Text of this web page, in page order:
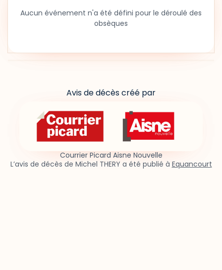
Aucun événement n'a été défini pour le déroulé des
obsèques
Avis de décès créé par
Courrier Picard Aisne Nouvelle
L’avis de décès de Michel THERY a été publié à Equancourt